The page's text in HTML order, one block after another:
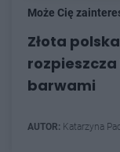
Może Cię
Złota
barwami
AUTOR: Katarzyna